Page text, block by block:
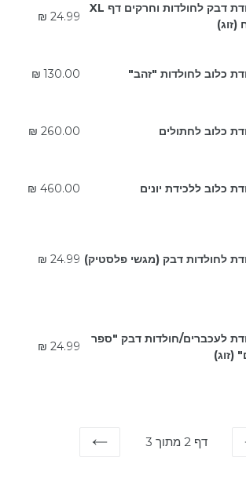
מלכודת דבק לחולדות וחרקים דף XL
(זוג)
מחיר
24.99 ₪
כלוב לחולדות "זהב"
מחיר
130.00 ₪
כלוב לחתולים 260.00 ₪
כלוב ללכידת יונים
מחיר
460.00 ₪
לחולדות דבק (מגשי פלסטיק) מחיר
24.99 ₪
לעכברים/חולדות דבק "ספר
(זוג)
מחיר
24.99 ₪
דף 2 מתוך 3